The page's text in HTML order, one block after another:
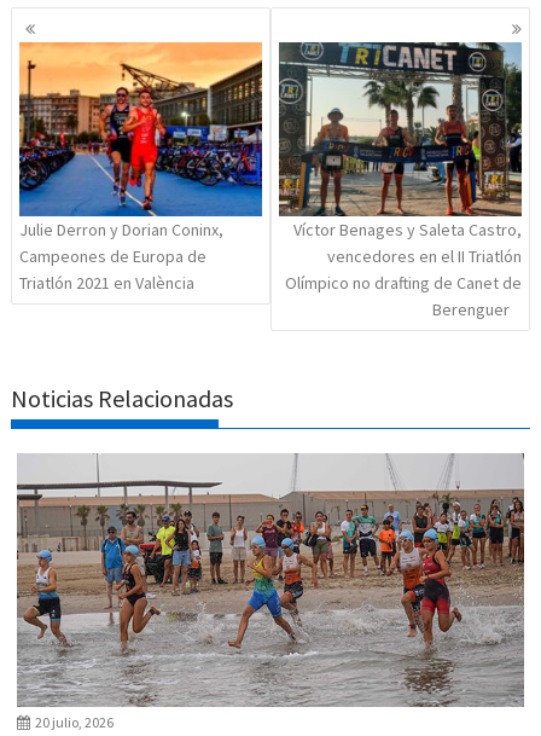
Navegación
de
entradas
Julie Derron y Dorian Coninx,
Campeones de Europa de
Triatlón 2021 en València
Víctor Benages y Saleta Castro,
vencedores en el II Triatlón
Olímpico no drafting de Canet de
Berenguer
Noticias Relacionadas
20 julio, 2026